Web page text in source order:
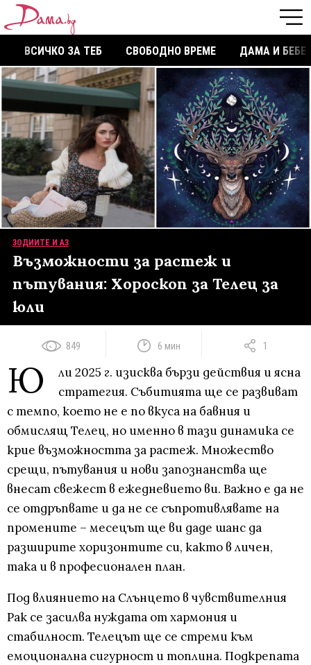
ВСИЧКО ЗА ТЕБ СВОБОДНО ВРЕМЕ ДАМА И БЕБЕ
ЗОДИИТЕ И АЗ
Възможности за растеж и
пътувания: Хороскоп за Телец за
юли
849 6 мин 1
Ю
ли 2025 г. изисква бързи действия и ясна
стратегия. Събитията ще се развиват
с темпо, което не е по вкуса на бавния и
обмислящ Телец, но именно в тази динамика се
крие възможността за растеж. Множество
срещи, пътувания и нови запознанства ще
внесат свежест в ежедневието ви. Важно е да не
се отдръпвате и да не се съпротивлявате на
промените – месецът ще ви даде шанс да
разширите хоризонтите си, както в личен,
така и в професионален план.
Под влиянието на Слънцето в чувствителния
Рак се засилва нуждата от хармония и
стабилност. Телецът ще се стреми към
емоционална сигурност и топлина. Подкрепата